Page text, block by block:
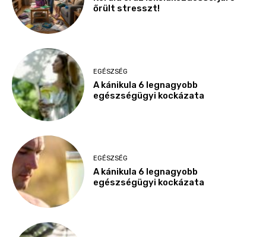
őrült stresszt!
EGÉSZSÉG
A kánikula 6 legnagyobb
egészségügyi kockázata
EGÉSZSÉG
A kánikula 6 legnagyobb
egészségügyi kockázata